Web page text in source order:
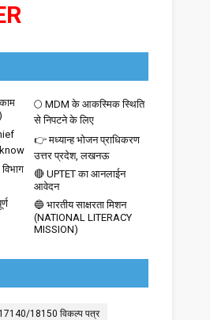
🌕 MDM के आकस्मिक स्थिति
से निपटने के लिए
👉 मध्यान्ह भोजन प्राधिकरण
उत्तर प्रदेश, लखनऊ
🔴 UPTET का आनलाईन
आवेदन
🔵 भारतीय साक्षरता मिशन
(NATIONAL LITERACY
MISSION)
17140/18150 विकल्प पत्र